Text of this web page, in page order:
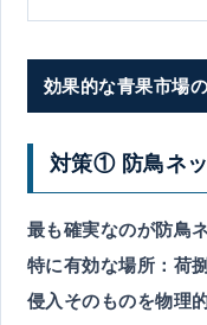
効果的な青果市場
対策① 防鳥ネ
最も確実なのが防鳥
特に有効な場所： 荷
侵入そのものを物理